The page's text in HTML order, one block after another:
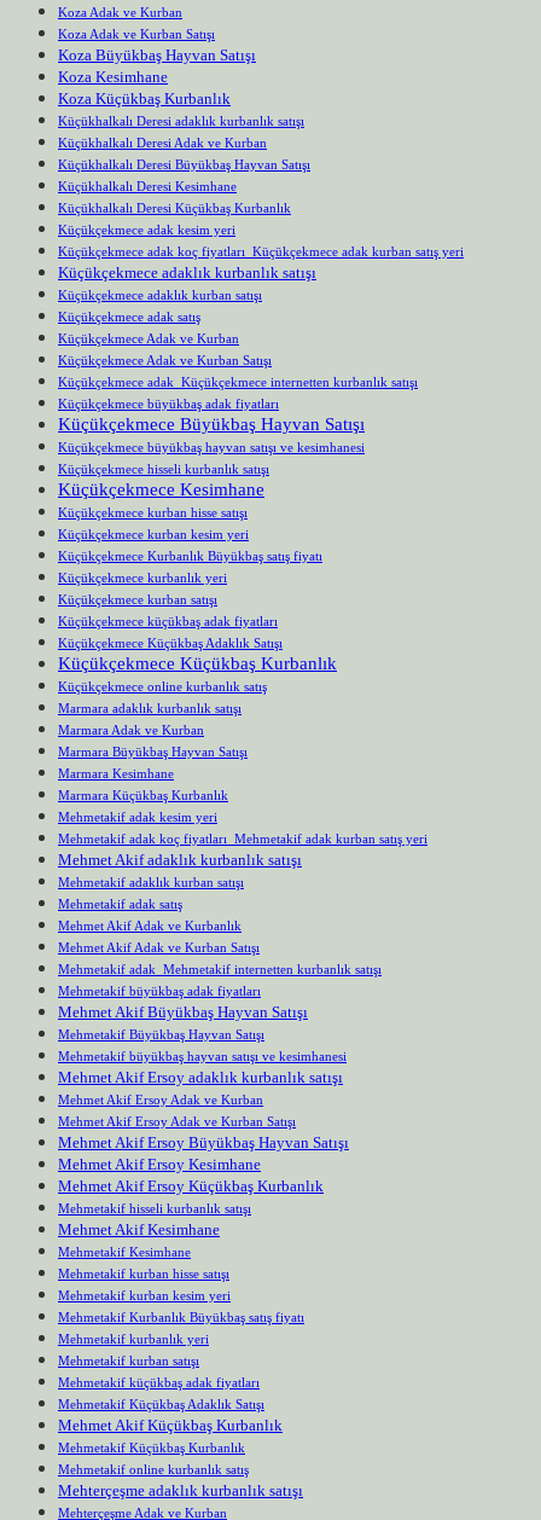
Koza Adak ve Kurban
Koza Adak ve Kurban Satışı
Koza Büyükbaş Hayvan Satışı
Koza Kesimhane
Koza Küçükbaş Kurbanlık
Küçükhalkalı Deresi adaklık kurbanlık satışı
Küçükhalkalı Deresi Adak ve Kurban
Küçükhalkalı Deresi Büyükbaş Hayvan Satışı
Küçükhalkalı Deresi Kesimhane
Küçükhalkalı Deresi Küçükbaş Kurbanlık
Küçükçekmece adak kesim yeri
Küçükçekmece adak koç fiyatları Küçükçekmece adak kurban satış yeri
Küçükçekmece adaklık kurbanlık satışı
Küçükçekmece adaklık kurban satışı
Küçükçekmece adak satış
Küçükçekmece Adak ve Kurban
Küçükçekmece Adak ve Kurban Satışı
Küçükçekmece adak Küçükçekmece internetten kurbanlık satışı
Küçükçekmece büyükbaş adak fiyatları
Küçükçekmece Büyükbaş Hayvan Satışı
Küçükçekmece büyükbaş hayvan satışı ve kesimhanesi
Küçükçekmece hisseli kurbanlık satışı
Küçükçekmece Kesimhane
Küçükçekmece kurban hisse satışı
Küçükçekmece kurban kesim yeri
Küçükçekmece Kurbanlık Büyükbaş satış fiyatı
Küçükçekmece kurbanlık yeri
Küçükçekmece kurban satışı
Küçükçekmece küçükbaş adak fiyatları
Küçükçekmece Küçükbaş Adaklık Satışı
Küçükçekmece Küçükbaş Kurbanlık
Küçükçekmece online kurbanlık satış
Marmara adaklık kurbanlık satışı
Marmara Adak ve Kurban
Marmara Büyükbaş Hayvan Satışı
Marmara Kesimhane
Marmara Küçükbaş Kurbanlık
Mehmetakif adak kesim yeri
Mehmetakif adak koç fiyatları Mehmetakif adak kurban satış yeri
Mehmet Akif adaklık kurbanlık satışı
Mehmetakif adaklık kurban satışı
Mehmetakif adak satış
Mehmet Akif Adak ve Kurbanlık
Mehmet Akif Adak ve Kurban Satışı
Mehmetakif adak Mehmetakif internetten kurbanlık satışı
Mehmetakif büyükbaş adak fiyatları
Mehmet Akif Büyükbaş Hayvan Satışı
Mehmetakif Büyükbaş Hayvan Satışı
Mehmetakif büyükbaş hayvan satışı ve kesimhanesi
Mehmet Akif Ersoy adaklık kurbanlık satışı
Mehmet Akif Ersoy Adak ve Kurban
Mehmet Akif Ersoy Adak ve Kurban Satışı
Mehmet Akif Ersoy Büyükbaş Hayvan Satışı
Mehmet Akif Ersoy Kesimhane
Mehmet Akif Ersoy Küçükbaş Kurbanlık
Mehmetakif hisseli kurbanlık satışı
Mehmet Akif Kesimhane
Mehmetakif Kesimhane
Mehmetakif kurban hisse satışı
Mehmetakif kurban kesim yeri
Mehmetakif Kurbanlık Büyükbaş satış fiyatı
Mehmetakif kurbanlık yeri
Mehmetakif kurban satışı
Mehmetakif küçükbaş adak fiyatları
Mehmetakif Küçükbaş Adaklık Satışı
Mehmet Akif Küçükbaş Kurbanlık
Mehmetakif Küçükbaş Kurbanlık
Mehmetakif online kurbanlık satış
Mehterçeşme adaklık kurbanlık satışı
Mehterçeşme Adak ve Kurban